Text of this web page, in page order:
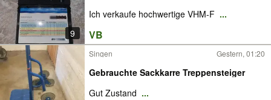
9
Ich verkaufe hochwertige VHM-F ...
VB
Singen Gestern, 01:20
Gebrauchte Sackkarre Treppensteiger
Gut Zustand ...